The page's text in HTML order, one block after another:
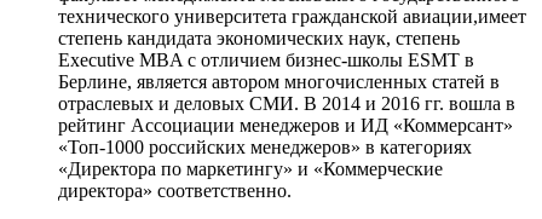
технического университета гражданской авиации,имеет
степень кандидата экономических наук, степень
Executive MBA с отличием бизнес-школы ESMT в
Берлине, является автором многочисленных статей в
отраслевых и деловых СМИ. В 2014 и 2016 гг. вошла в
рейтинг Ассоциации менеджеров и ИД «Коммерсант»
«Топ-1000 российских менеджеров» в категориях
«Директора по маркетингу» и «Коммерческие
директора» соответственно.